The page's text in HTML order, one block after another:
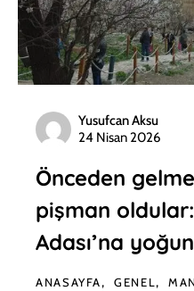
Yusufcan Aksu
24 Nisan 2026
Önceden
pişman
Adası’na
ANASAYFA GENEL